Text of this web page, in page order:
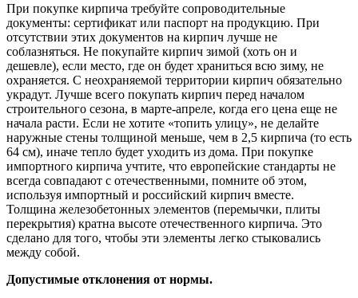
При покупке кирпича требуйте сопроводительные
документы: сертификат или паспорт на продукцию. При
отсутствии этих документов на кирпич лучше не
соблазняться. Не покупайте кирпич зимой (хоть он и
дешевле), если место, где он будет храниться всю зиму, не
охраняется. С неохраняемой территории кирпич обязательно
украдут. Лучше всего покупать кирпич перед началом
строительного сезона, в марте-апреле, когда его цена еще не
начала расти. Если не хотите «топить улицу», не делайте
наружные стены толщиной меньше, чем в 2,5 кирпича (то есть
64 см), иначе тепло будет уходить из дома. При покупке
импортного кирпича учтите, что европейские стандарты не
всегда совпадают с отечественными, помните об этом,
используя импортный и российский кирпич вместе.
Толщина железобетонных элементов (перемычки, плиты
перекрытия) кратна высоте отечественного кирпича. Это
сделано для того, чтобы эти элементы легко стыковались
между собой.
Допустимые отклонения от нормы.